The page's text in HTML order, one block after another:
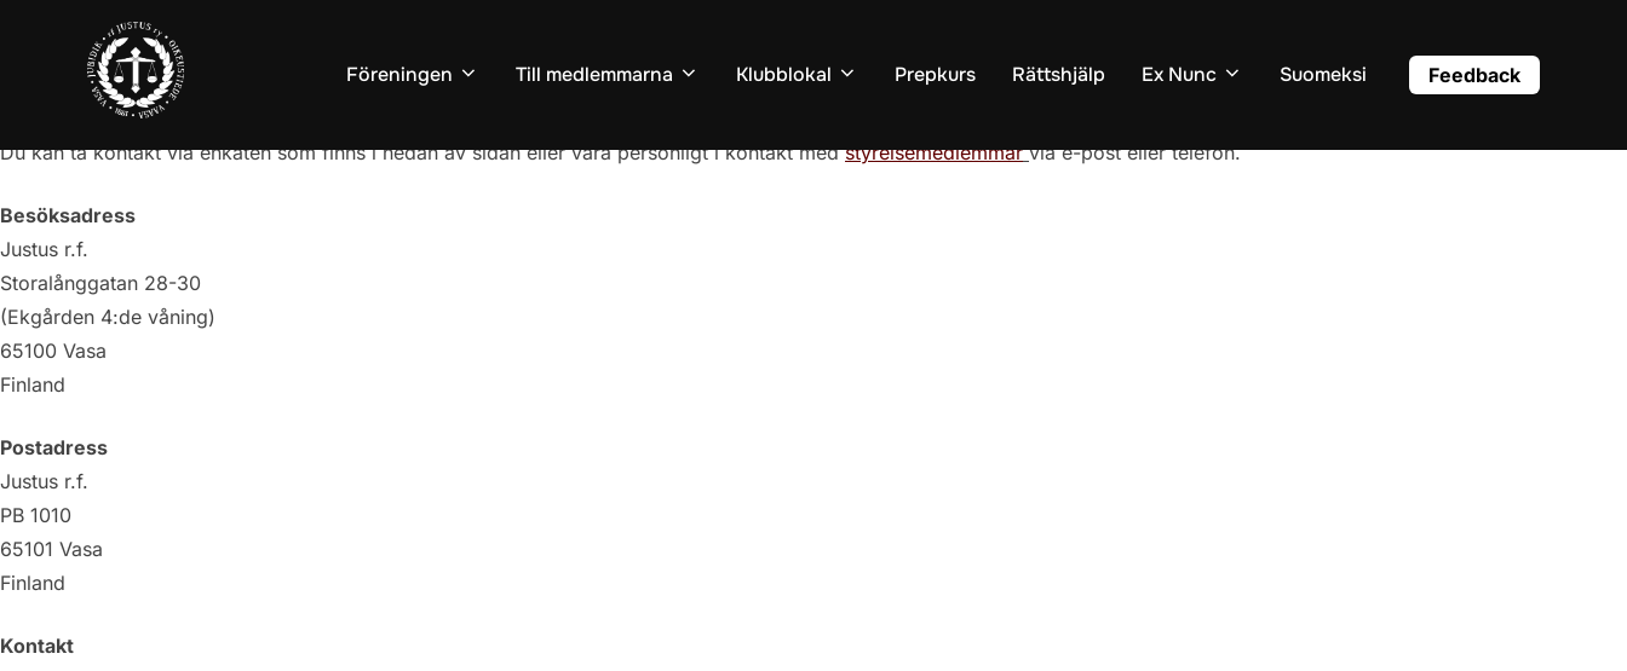
Föreningen Till medlemmarna Klubblokal Prepkurs Rättshjälp Ex Nunc Suomeksi Feedback
Du kan ta kontakt via enkäten som finns i nedan av sidan eller vara personligt i kontakt medstyrelsemedlemmar via e-post eller telefon.
Besöksadress
Justus r.f.
Storalånggatan 28-30
(Ekgården 4:de våning)
65100 Vasa
Finland
Postadress
Justus r.f.
PB 1010
65101 Vasa
Finland
Kontakt